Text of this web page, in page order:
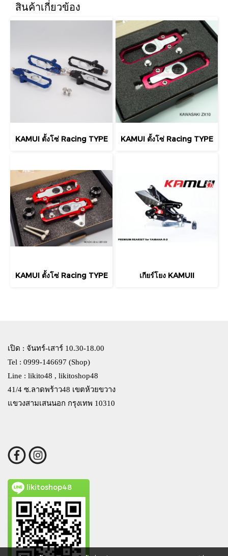
สินค้าเกี่ยวข้อง
KAMUI ตั้งโซ่ Racing TYPE KAMUI ตั้งโซ่ Racing TYPE
KAMUI ตั้งโซ่ Racing TYPE เกียร์โยง KAMUII
เปิด : จันทร์-เสาร์ 10.30-18.00
Tel : 0999-146697 (Shop)
Line : likito48 , likitoshop48
41/4 ซ.ลาดพร้าว48 เขตห้วยขวาง
แขวงสามเสนนอก กรุงเทพ 10310
likitoshop48